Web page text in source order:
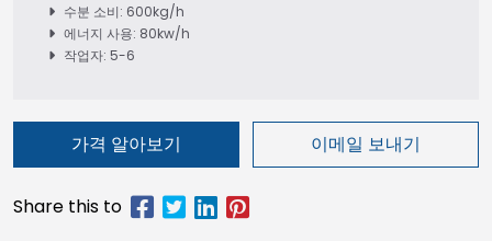
수분 소비: 600kg/h
에너지 사용: 80kw/h
작업자: 5-6
가격 알아보기 이메일 보내기